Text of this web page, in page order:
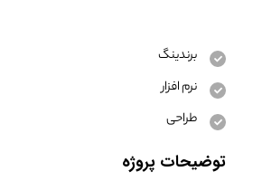
برندینگ
نرم افزار
طراحی
توضیحات پروژه